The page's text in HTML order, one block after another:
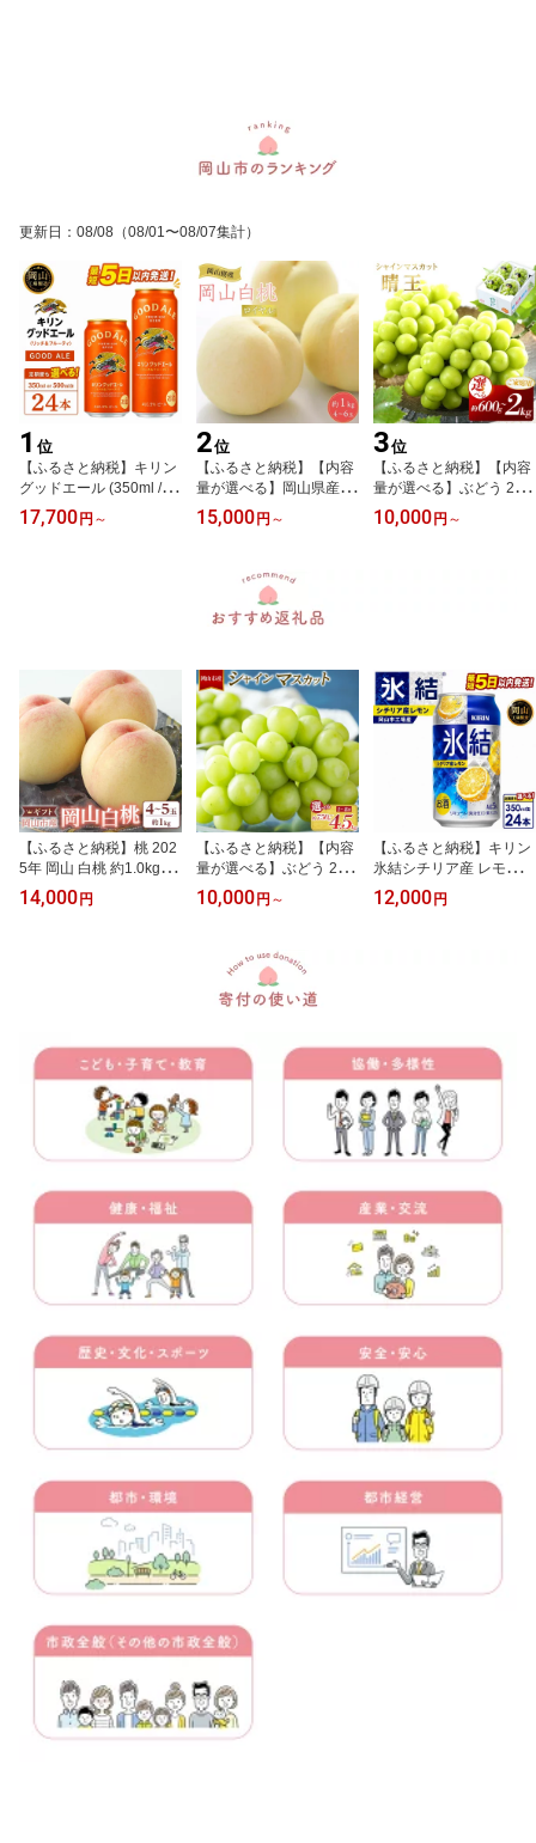
更新日 ： 08/08 （08/01〜08/07集計）
1 位
【ふるさと納税】キリン
グッドエール (350ml / 50
0ml / 24本(1ケース) / 単
品 /定期便）＜選べる数
17,700 円 ～
2位
【ふるさと納税】【内容
量が選べる】岡山県産 桃
岡山白桃 ロイヤル 約600
g～4kg 2026年産 | モモ
おかやま 岡山県 岡山市
フルーツ お取り寄せ 国
産 送料無料 おすすめ 人
気 フルーツ
15,000 円 ～
3位
【ふるさと納税】【内容
量が選べる】ぶどう 202
6年 ご家庭用 シャイン マ
スカット 晴王 約600g 80
10,000 円 ～
【ふるさと納税】桃 202
5年 岡山 白桃 約1.0kg
（4～5玉） もも モモ 岡
山市産 国産 フルーツ 果
14,000 円
【ふるさと納税】【内容
量が選べる】ぶどう 202
6年 シャインマスカット
1房（約750g）から6～7
果物 くだもの 食品 人気
おすすめ 送料無料
10,000 円 ～
【ふるさと納税】キリン
氷結シチリア産 レモン
(350ml / 24本(1ケース) /
単品 /2回/3回/4回）＜選
12,000 円